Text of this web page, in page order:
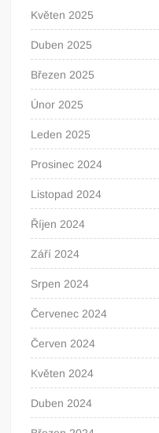
Květen 2025
Duben 2025
Březen 2025
Únor 2025
Leden 2025
Prosinec 2024
Listopad 2024
Říjen 2024
Září 2024
Srpen 2024
Červenec 2024
Červen 2024
Květen 2024
Duben 2024